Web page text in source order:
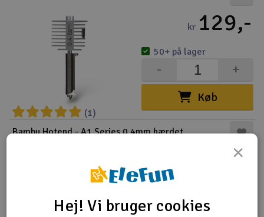
(1)
kr 129,-
Køb
+
-
50+ på lager
Bambu Hotend - A1 Series 0.4mm hærdet
135,-
-
×
Hej! Vi bruger cookies